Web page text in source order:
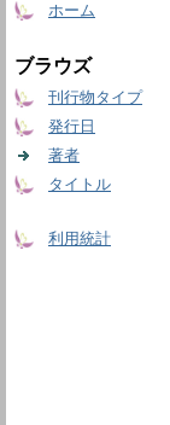
ホーム
ブラウズ
刊行物タイプ
発行日
著者
タイトル
利用統計